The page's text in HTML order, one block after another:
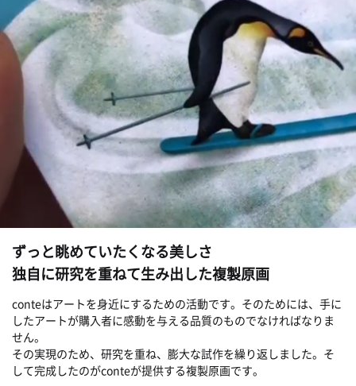
ずっと眺めていたくなる美しさ
独自に研究を重ねて生み出した複製原画
conteはアートを身近にするための活動です。そのためには、手に
したアートが購入者に感動を与える品質のものでなければなりま
せん。
その実現のため、研究を重ね、膨大な試作を繰り返しました。そ
して完成したのがconteが提供する複製原画です。